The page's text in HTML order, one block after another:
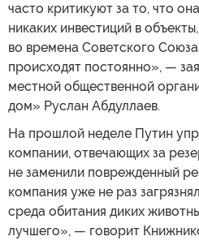
часто критикуют за то, что
никаких инвестиций в
во времена Советского
происходят постоянно», —
местной общественной
дом» Руслан Абдуллаев.
На прошлой неделе Путин
компании, отвечающих за
не заменили поврежденный
компания уже не раз
среда обитания диких
лучшего», — говорит